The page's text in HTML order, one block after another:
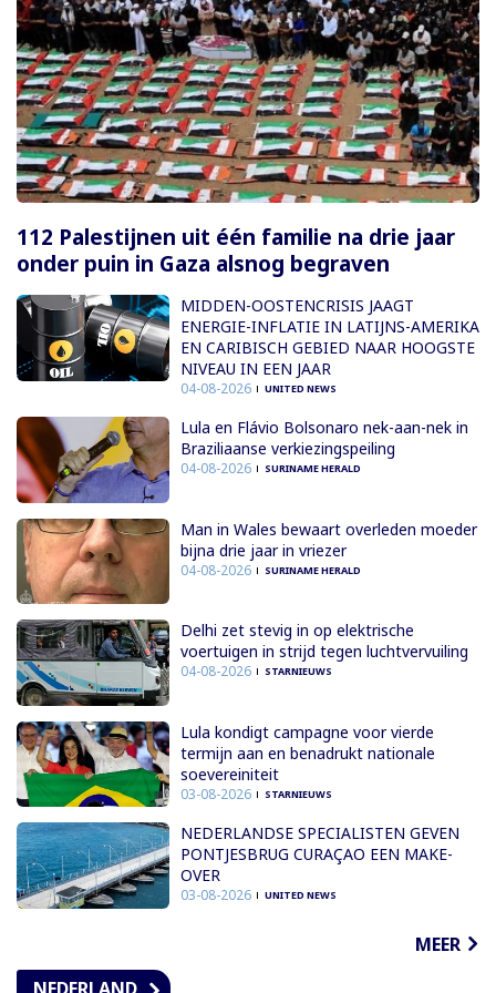
112 Palestijnen uit één familie na drie jaar
onder puin in Gaza alsnog begraven
MIDDEN-OOSTENCRISIS JAAGT
ENERGIE-INFLATIE IN LATIJNS-AMERIKA
EN CARIBISCH GEBIED NAAR HOOGSTE
NIVEAU IN EEN JAAR
04-08-2026 UNITED NEWS
Lula en Flávio Bolsonaro nek-aan-nek in
Braziliaanse verkiezingspeiling
04-08-2026 SURINAME HERALD
Man in Wales bewaart overleden moeder
bijna drie jaar in vriezer
04-08-2026 SURINAME HERALD
Delhi zet stevig in op elektrische
voertuigen in strijd tegen luchtvervuiling
04-08-2026 STARNIEUWS
Lula kondigt campagne voor vierde
termijn aan en benadrukt nationale
soevereiniteit
03-08-2026 STARNIEUWS
NEDERLANDSE SPECIALISTEN GEVEN
PONTJESBRUG CURAÇAO EEN MAKE-
OVER
03-08-2026 UNITED NEWS
MEER